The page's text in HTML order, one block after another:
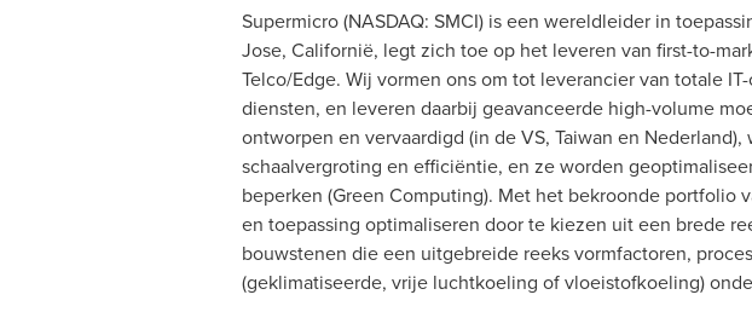
Supermicro (NASDAQ: SMCI) is een wereldleider in
Jose, Californië, legt zich toe op het leveren van first-to-
Telco/Edge. Wij vormen ons om tot leverancier van totale
diensten, en leveren daarbij geavanceerde high-volume
ontworpen en vervaardigd (in de VS, Taiwan en
schaalvergroting en efficiëntie, en ze worden
beperken (Green Computing). Met het bekroonde portfolio
en toepassing optimaliseren door te kiezen uit een brede
bouwstenen die een uitgebreide reeks vormfactoren,
(geklimatiseerde, vrije luchtkoeling of vloeistofkoeling)